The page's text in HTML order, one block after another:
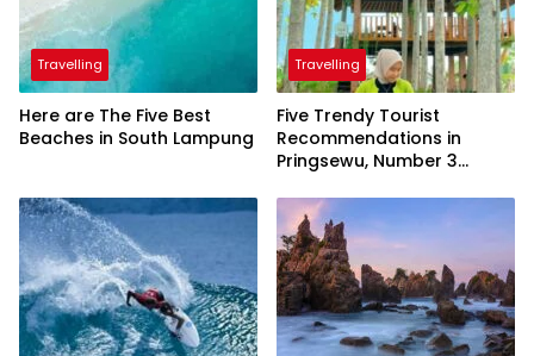
Travelling
Here are The Five Best
Beaches in South Lampung
Travelling
Five Trendy Tourist
Recommendations in
Pringsewu, Number 3
President